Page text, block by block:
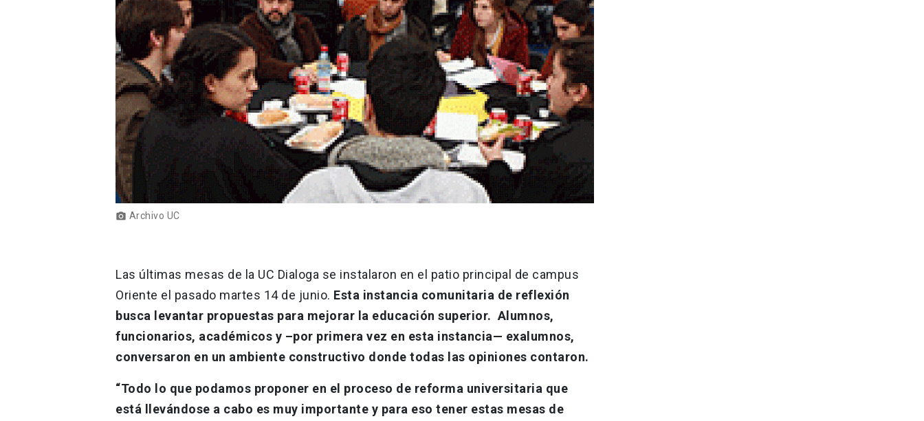
photo_camera Archivo UC
Las últimas mesas de la UC Dialoga se instalaron en el patio principal de campus
Oriente el pasado martes 14 de junio. Esta instancia comunitaria de reflexión
busca levantar propuestas para mejorar la educación superior. Alumnos,
funcionarios, académicos y –por primera vez en esta instancia— exalumnos,
conversaron en un ambiente constructivo donde todas las opiniones contaron.
“Todo lo que podamos proponer en el proceso de reforma universitaria que
está llevándose a cabo es muy importante y para eso tener estas mesas de